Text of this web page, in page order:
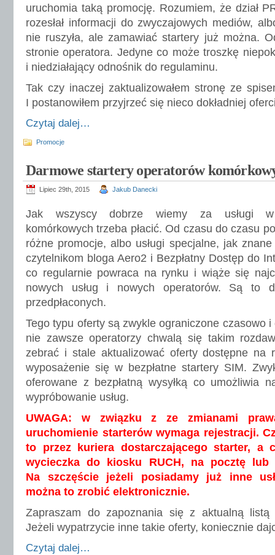
uruchomia taką promocję. Rozumiem, że dział
rozesłał informacji do zwyczajowych mediów,
nie ruszyła, ale zamawiać startery już można.
stronie operatora. Jedyne co może troszkę
i niedziałający odnośnik do regulaminu.
Tak czy inaczej zaktualizowałem stronę ze
I postanowiłem przyjrzeć się nieco dokładniej
Czytaj dalej…
Promocje
Darmowe startery operatorów
Lipiec 29th, 2015 Jakub Danecki
Jak wszyscy dobrze wiemy za usługi
komórkowych trzeba płacić. Od czasu do czasu
różne promocje, albo usługi specjalne, jak
czytelnikom bloga Aero2 i Bezpłatny Dostęp do
co regularnie powraca na rynku i wiąże się
nowych usług i nowych operatorów. Są to
przedpłaconych.
Tego typu oferty są zwykle ograniczone czasowo
nie zawsze operatorzy chwalą się takim
zebrać i stale aktualizować oferty dostępne na
wyposażenie się w bezpłatne startery SIM.
oferowane z bezpłatną wysyłką co umożliwia
wypróbowanie usług.
UWAGA: w związku z ze zmianami
uruchomienie starterów wymaga rejestracji.
to przez kuriera dostarczającego starter, a
wycieczka do kiosku RUCH, na pocztę
Na szczęście jeżeli posiadamy już inne
można to zrobić elektronicznie.
Zapraszam do zapoznania się z aktualną listą
Jeżeli wypatrzycie inne takie oferty, koniecznie
Czytaj dalej…